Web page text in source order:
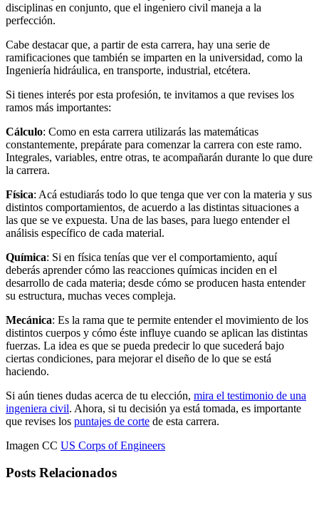
disciplinas en conjunto, que el ingeniero civil maneja a la
perfección.
Cabe destacar que, a partir de esta carrera, hay una serie de
ramificaciones que también se imparten en la universidad, como la
Ingeniería hidráulica, en transporte, industrial, etcétera.
Si tienes interés por esta profesión, te invitamos a que revises los
ramos más importantes:
Cálculo: Como en esta carrera utilizarás las matemáticas
constantemente, prepárate para comenzar la carrera con este ramo.
Integrales, variables, entre otras, te acompañarán durante lo que dure
la carrera.
Física: Acá estudiarás todo lo que tenga que ver con la materia y sus
distintos comportamientos, de acuerdo a las distintas situaciones a
las que se ve expuesta. Una de las bases, para luego entender el
análisis específico de cada material.
Química: Si en física tenías que ver el comportamiento, aquí
deberás aprender cómo las reacciones químicas inciden en el
desarrollo de cada materia; desde cómo se producen hasta entender
su estructura, muchas veces compleja.
Mecánica: Es la rama que te permite entender el movimiento de los
distintos cuerpos y cómo éste influye cuando se aplican las distintas
fuerzas. La idea es que se pueda predecir lo que sucederá bajo
ciertas condiciones, para mejorar el diseño de lo que se está
haciendo.
Si aún tienes dudas acerca de tu elección, mira el testimonio de una
ingeniera civil. Ahora, si tu decisión ya está tomada, es importante
que revises los puntajes de corte de esta carrera.
Imagen CC US Corps of Engineers
Posts Relacionados